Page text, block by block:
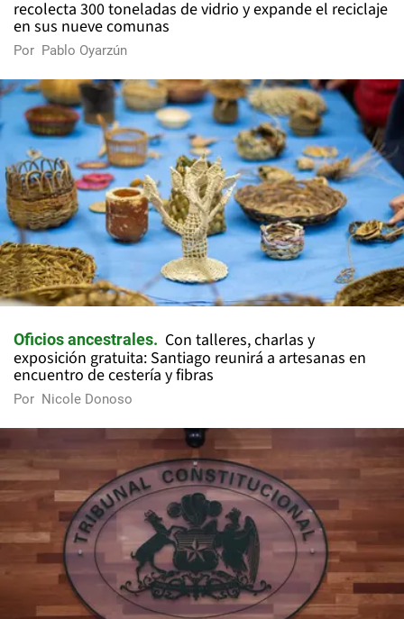
recolecta 300 toneladas de vidrio y expande el reciclaje
en sus nueve comunas
Por Pablo Oyarzún
Oficios ancestrales
Con talleres, charlas y
exposición gratuita: Santiago reunirá a artesanas en
encuentro de cestería y fibras
Por Nicole Donoso